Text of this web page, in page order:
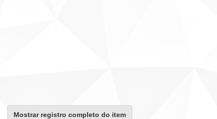
Mostrar registro completo do item